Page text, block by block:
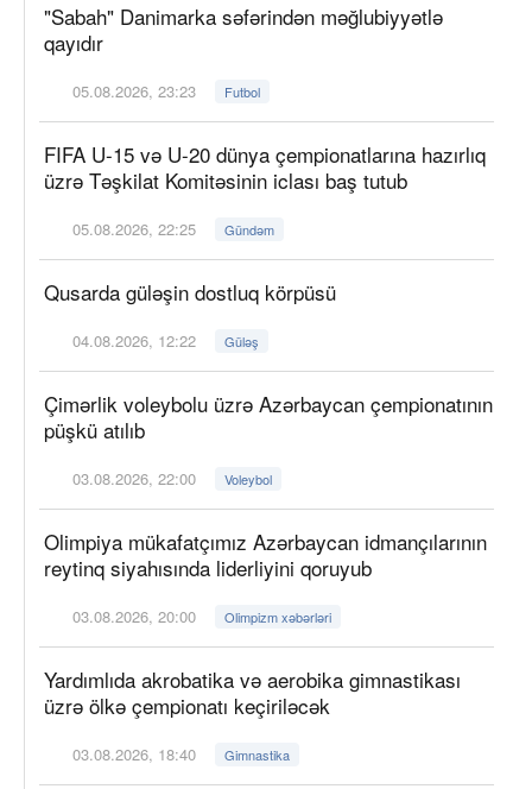
"Sabah" Danimarka səfərindən məğlubiyyətlə
qayıdır
05.08.2026, 23:23 Futbol
FIFA U-15 və U-20 dünya çempionatlarına hazırlıq
üzrə Təşkilat Komitəsinin iclası baş tutub
05.08.2026, 22:25 Gündəm
Qusarda güləşin dostluq körpüsü
04.08.2026, 12:22 Güləş
Çimərlik voleybolu üzrə Azərbaycan çempionatının
püşkü atılıb
03.08.2026, 22:00 Voleybol
Olimpiya mükafatçımız Azərbaycan idmançılarının
reytinq siyahısında liderliyini qoruyub
03.08.2026, 20:00 Olimpizm xəbərləri
Yardımlıda akrobatika və aerobika gimnastikası
üzrə ölkə çempionatı keçiriləcək
03.08.2026, 18:40 Gimnastika